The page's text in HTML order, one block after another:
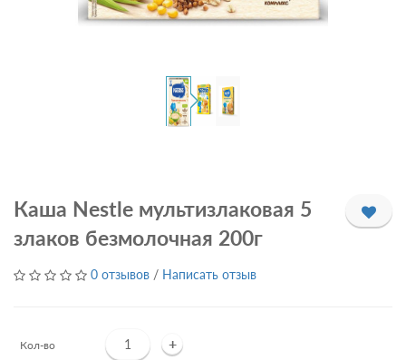
Каша Nestle мультизлаковая 5
злаков безмолочная 200г
0 отзывов / Написать отзыв
Кол-во +